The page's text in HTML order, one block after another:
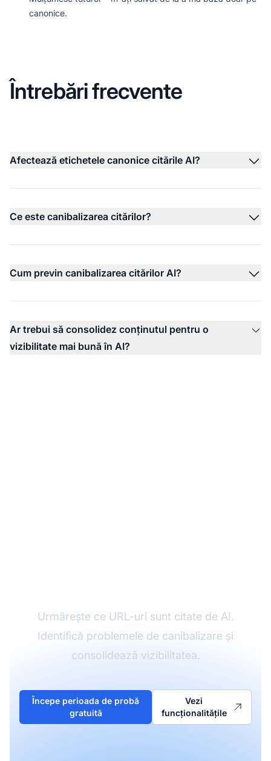
canonice.
Întrebări frecvente
Afectează etichetele canonice citările AI?
Ce este canibalizarea citărilor?
Cum previn canibalizarea citărilor AI?
Ar trebui să consolidez conținutul pentru o
vizibilitate mai bună în AI?
Urmărește ce URL-uri sunt citate de AI.
Identifică problemele de canibalizare și
consolidează vizibilitatea.
Începe perioada de probă
gratuită
Vezi
funcționalitățile